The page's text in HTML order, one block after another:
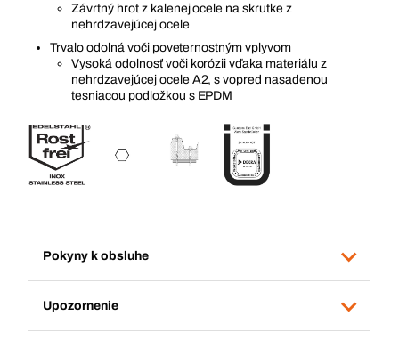
Závrtný hrot z kalenej ocele na skrutke z
nehrdzavejúcej ocele
Trvalo odolná voči poveternostným vplyvom
Vysoká odolnosť voči korózii vďaka materiálu z
nehrdzavejúcej ocele A2, s vopred nasadenou
tesniacou podložkou s EPDM
Pokyny k obsluhe
Upozornenie